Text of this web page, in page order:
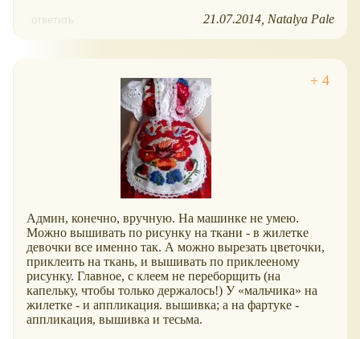
ответить 21.07.2014 Natalya Pale
Админ, конечно, вручную. На машинке не умею.
Можно вышивать по рисунку на ткани - в жилетке
девочки все именно так. А можно вырезать цветочки,
приклеить на ткань, и вышивать по приклееному
рисунку. Главное, с клеем не переборщить (на
капельку, чтобы только держалось!) У
мальчика
на
жилетке - и аппликация. вышивка; а на фартуке -
аппликация, вышивка и тесьма.